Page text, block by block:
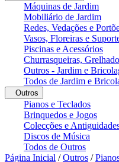
Máquinas de Jardim
Mobiliário de Jardim
Redes, Vedações e
Vasos, Floreiras e
Piscinas e Acessórios
Churrasqueiras,
Outros - Jardim e
Todos de Jardim e
Outros
Pianos e Teclados
Brinquedos e Jogos
Colecções e
Discos de Música
Todos de Outros
Página Inicial /Outros /